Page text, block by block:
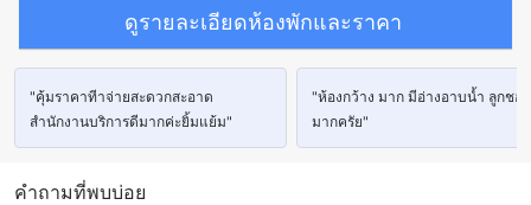
ดูรายละเอียดห้องพักและราคา
"คุ้มราคาทีาจ่ายสะดวกสะอาด
สำนักงานบริการดีมากค่ะยิ้มแย้ม"
"ห้องกว้าง มาก มีอ่างอาบน้ำ ลูกชอบ
มากครัย"
คำถามที่พบบ่อย